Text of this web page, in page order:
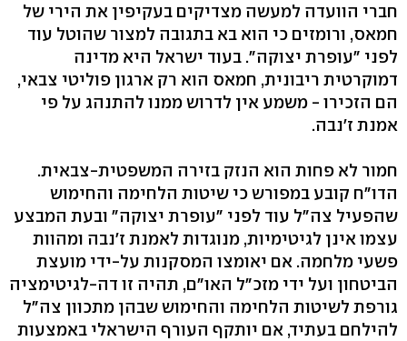
חברי הוועדה למעשה מצדיקים בעקיפין את הירי של
חמאס, ורומזים כי הוא בא בתגובה למצור שהוטל עוד
לפני "עופרת יצוקה". בעוד ישראל היא מדינה
דמוקרטית ריבונית, חמאס הוא רק ארגון פוליטי צבאי,
הם הזכירו - משמע אין לדרוש ממנו להתנהג על פי
אמנת ז'נבה.
חמור לא פחות הוא הנזק בזירה המשפטית-צבאית.
הדו"ח קובע במפורש כי שיטות הלחימה והחימוש
שהפעיל צה"ל עוד לפני "עופרת יצוקה" ובעת המבצע
עצמו אינן לגיטימיות, מנוגדות לאמנת ז'נבה ומהוות
פשעי מלחמה. אם יאומצו המסקנות על-ידי מועצת
הביטחון ועל ידי מזכ"ל האו"ם, תהיה זו דה-לגיטימציה
גורפת לשיטות הלחימה והחימוש שבהן מתכוון צה"ל
להילחם בעתיד, אם יותקף העורף הישראלי באמצעות